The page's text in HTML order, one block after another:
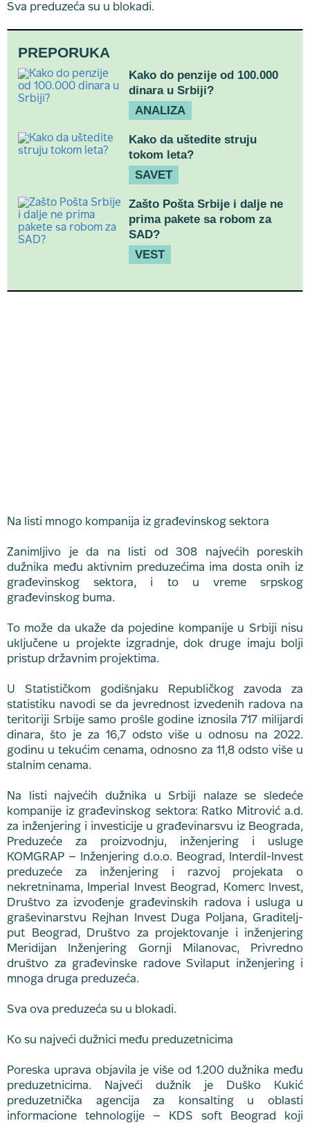
Sva preduzeća su u blokadi.
PREPORUKA
Kako do penzije od 100.000
dinara u Srbiji?
ANALIZA
Kako da uštedite struju
tokom leta?
SAVET
Zašto Pošta Srbije i dalje ne
prima pakete sa robom za
SAD?
VEST
Na listi mnogo kompanija iz građevinskog sektora
Zanimljivo je da na listi od 308 najvećih poreskih
dužnika među aktivnim preduzećima ima dosta onih iz
građevinskog sektora, i to u vreme srpskog
građevinskog buma.
To može da ukaže da pojedine kompanije u Srbiji nisu
uključene u projekte izgradnje, dok druge imaju bolji
pristup državnim projektima.
U Statističkom godišnjaku Republičkog zavoda za
statistiku navodi se da jevrednost izvedenih radova na
teritoriji Srbije samo prošle godine iznosila 717 milijardi
dinara, što je za 16,7 odsto više u odnosu na 2022.
godinu u tekućim cenama, odnosno za 11,8 odsto više u
stalnim cenama.
Na listi najvećih dužnika u Srbiji nalaze se sledeće
kompanije iz građevinskog sektora: Ratko Mitrović a.d.
za inženjering i investicije u građevinarsvu iz Beograda,
Preduzeće za proizvodnju, inženjering i usluge
KOMGRAP – Inženjering d.o.o. Beograd, Interdil-Invest
preduzeće za inženjering i razvoj projekata o
nekretninama, Imperial Invest Beograd, Komerc Invest,
Društvo za izvođenje građevinskih radova i usluga u
graševinarstvu Rejhan Invest Duga Poljana, Graditelj-
put Beograd, Društvo za projektovanje i inženjering
Meridijan Inženjering Gornji Milanovac, Privredno
društvo za građevinske radove Svilaput inženjering i
mnoga druga preduzeća.
Sva ova preduzeća su u blokadi.
Ko su najveći dužnici među preduzetnicima
Poreska uprava objavila je više od 1.200 dužnika među
preduzetnicima. Najveći dužnik je Duško Kukić
preduzetnička agencija za konsalting u oblasti
informacione tehnologije – KDS soft Beograd koji